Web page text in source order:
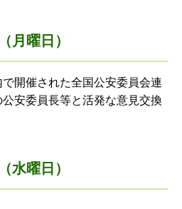
月曜日）
開催された全国公安委員会連
安委員長等と活発な意見交換
水曜日）